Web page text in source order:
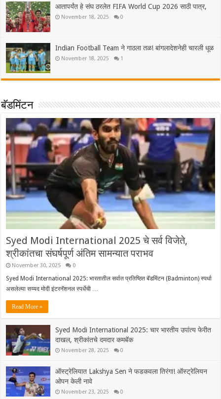
आतापर्यंत हे संघ ठरलेत FIFA World Cup 2026 साठी पात्र,
November 18, 2025 0
Indian Football Team ने गाठला तळ! बांगलादेशनेही चारली धूळ
November 18, 2025 1
बॅडमिंटन
Syed Modi International 2025 चे सर्व विजेते,
श्रीकांतचा संघर्षपूर्ण अंतिम सामन्यात पराभव
November 30, 2025 0
Syed Modi International 2025: भारतातील सर्वात प्रतिष्ठित बॅडमिंटन (Badminton) स्पर्धा
असलेल्या सय्यद मोदी इंटरनॅशनल स्पर्धेची …
Read More »
Syed Modi International 2025: चार भारतीय उपांत्य फेरीत
दाखल, श्रीकांतचे दमदार कमबॅक
November 28, 2025 0
ऑस्ट्रेलियात Lakshya Sen ने फडकवला तिरंगा! ऑस्ट्रेलियन
ओपन केली नावे
November 23, 2025 0